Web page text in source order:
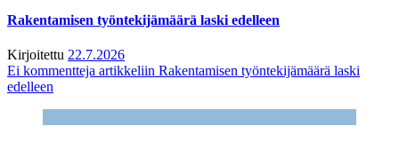
Rakentamisen työntekijämäärä laski edelleen
Kirjoitettu 22.7.2026
Ei kommentteja artikkeliin Rakentamisen työntekijämäärä laski
edelleen